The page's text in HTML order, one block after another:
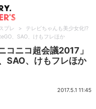
プレ >
テレビちゃんも美少女化!?
、SAO、けもフレほか
コニコ超会議2017」
SAO、けもフレほか
2017.5.1 11:45